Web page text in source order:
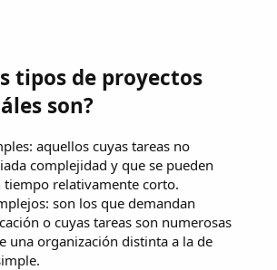
tipos de proyectos
son?
aquellos cuyas tareas no
complejidad y que se pueden
tiempo relativamente corto.
son los que demandan
o cuyas tareas son numerosas
una organización distinta a la de